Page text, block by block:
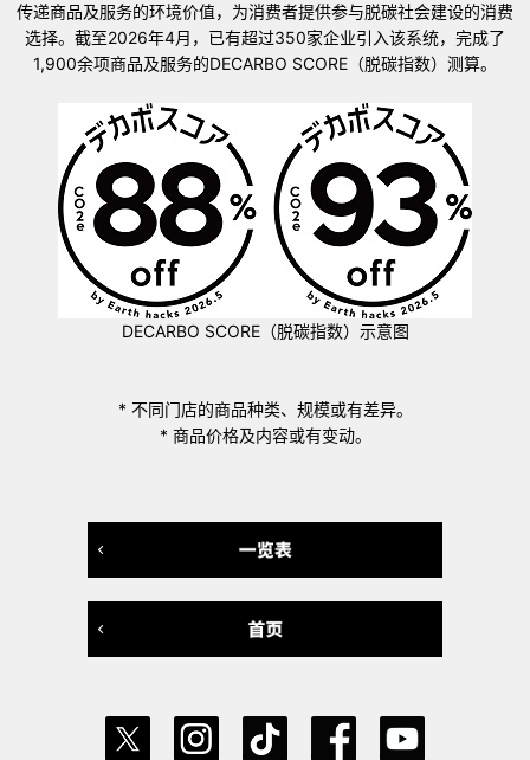
传递商品及服务的环境价值，为消费者提供参与脱碳社会建设的消费
选择。截至2026年4月，已有超过350家企业引入该系统，完成了
1,900余项商品及服务的DECARBO SCORE（脱碳指数）测算。
DECARBO SCORE（脱碳指数）示意图
* 不同门店的商品种类、规模或有差异。
* 商品价格及内容或有变动。